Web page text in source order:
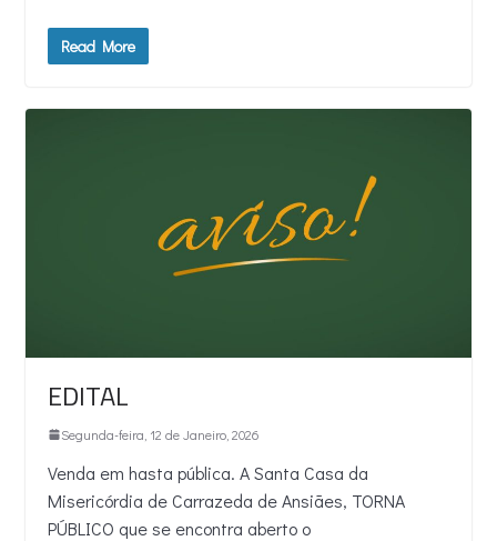
Read More
EDITAL
Segunda-feira, 12 de Janeiro, 2026
Venda em hasta pública. A Santa Casa da
Misericórdia de Carrazeda de Ansiães, TORNA
PÚBLICO que se encontra aberto o